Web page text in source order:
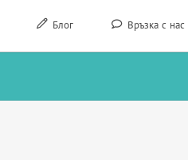
Блог Връзка с нас